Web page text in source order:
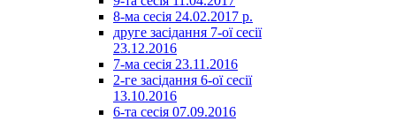
8-ма сесія 24.02.2017 р.
друге засідання 7-ої сесії
23.12.2016
7-ма сесія 23.11.2016
2-ге засідання 6-ої сесії
13.10.2016
6-та сесія 07.09.2016